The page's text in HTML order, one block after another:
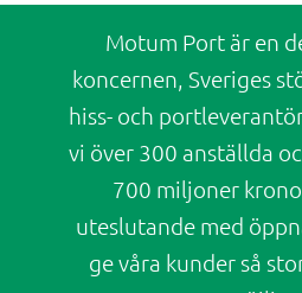
Motum Port är en
koncernen, Sveriges
hiss- och
vi över 300 anställda
700 miljoner
uteslutande med
ge våra kunder så